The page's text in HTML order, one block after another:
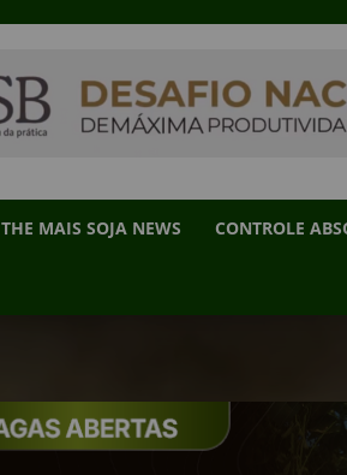
THE MAIS SOJA NEWS CONTROLE